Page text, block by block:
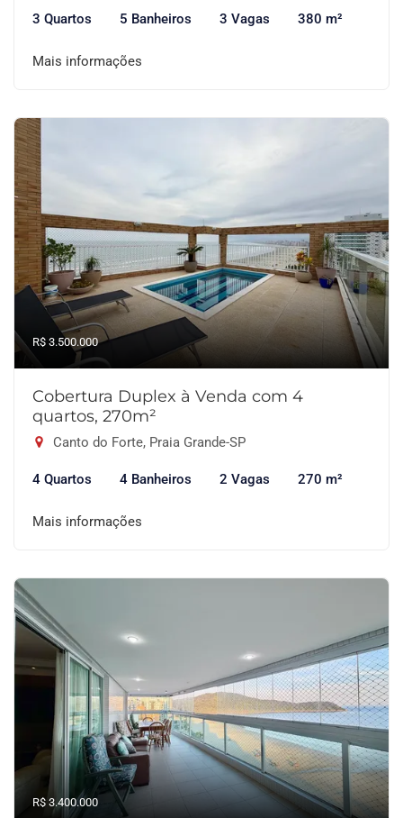
3 Quartos 5 Banheiros 3 Vagas 380 m²
Mais informações
R$ 3.500.000
Cobertura Duplex à Venda com 4
quartos, 270m²
Canto do Forte, Praia Grande-SP
4 Quartos 4 Banheiros 2 Vagas 270 m²
Mais informações
R$ 3.400.000